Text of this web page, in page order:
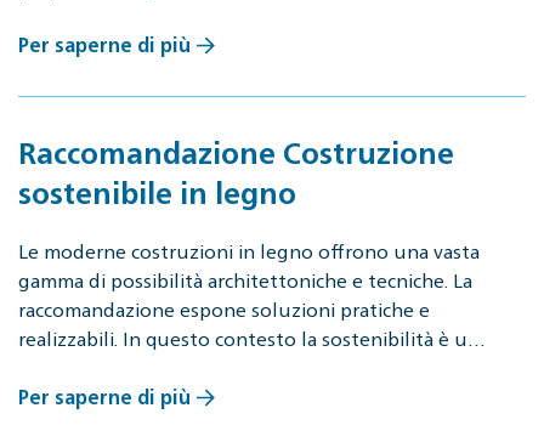
Per saperne di più
Raccomandazione Costruzione
sostenibile in legno
Le moderne costruzioni in legno offrono una vasta
gamma di possibilità architettoniche e tecniche. La
raccomandazione espone soluzioni pratiche e
realizzabili. In questo contesto la sostenibilità è u…
Per saperne di più